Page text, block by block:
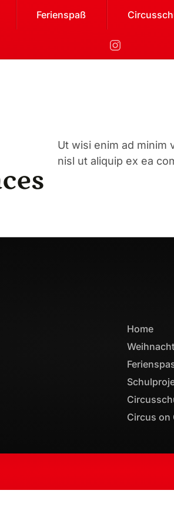
Ferienspaß
Ut wisi enim ad minim
nisl ut aliquip ex ea
Home
Circus on